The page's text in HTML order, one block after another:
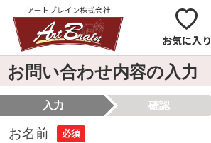
お気に入り
お問い合わせ内容の入力
入力 確認
お名前 必須